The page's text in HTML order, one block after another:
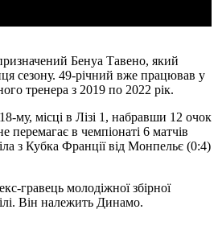
Бенуа Тавено, який
сезону. 49-річний вже працював у
тренера з 2019 по 2022 рік.
му, місці в Лізі 1, набравши 12 очок
перемагає в чемпіонаті 6 матчів
з Кубка Франції від Монпельє (0:4)
гравець молодіжної збірної
Він належить Динамо.